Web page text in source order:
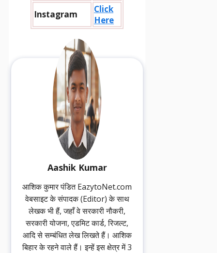
Instagram
Click
Here
Aashik Kumar
आशिक कुमार पंडित EazytoNet.com
वेबसाइट के संपादक (Editor) के साथ
लेखक भी हैं, जहाँ वे सरकारी नौकरी,
सरकारी योजना, एडमिट कार्ड, रिजल्ट,
आदि से सम्बंधित लेख लिखते हैं। आशिक
बिहार के रहने वाले हैं। इन्हें इस क्षेत्र में 3